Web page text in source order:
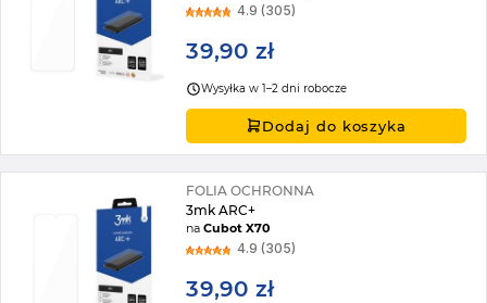
4.9 (305)
39,90 zł
Wysyłka w 1–2 dni robocze
Dodaj do koszyka
FOLIA OCHRONNA
3mk ARC+
naCubot X70
4.9 (305)
39,90 zł